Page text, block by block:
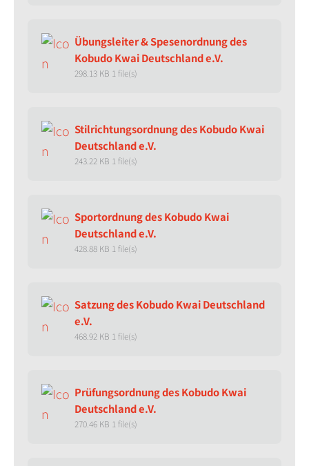
Übungsleiter & Spesenordnung des
Kobudo Kwai Deutschland e.V.
298.13 KB 1 file(s)
Stilrichtungsordnung des Kobudo Kwai
Deutschland e.V.
243.22 KB 1 file(s)
Sportordnung des Kobudo Kwai
Deutschland e.V.
428.88 KB 1 file(s)
Satzung des Kobudo Kwai Deutschland
e.V.
468.92 KB 1 file(s)
Prüfungsordnung des Kobudo Kwai
Deutschland e.V.
270.46 KB 1 file(s)